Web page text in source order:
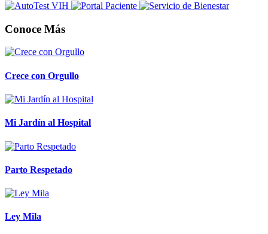
Conoce Más
Crece con Orgullo
Mi Jardín al Hospital
Parto Respetado
Ley Mila